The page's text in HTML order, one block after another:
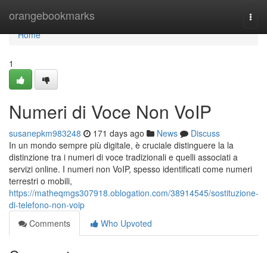
orangebookmarks
Home
Home
1
Numeri di Voce Non VoIP
susanepkm983248 171 days ago News
Discuss
In un mondo sempre più digitale, è cruciale distinguere la la
distinzione tra i numeri di voce tradizionali e quelli associati a
servizi online. I numeri non VoIP, spesso identificati come numeri
terrestri o mobili,
https://matheqmgs307918.oblogation.com/38914545/sostituzione-
di-telefono-non-voip
Comments
Who Upvoted